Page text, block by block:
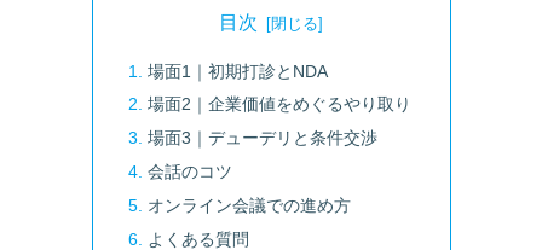
目次
場面1｜初期打診とNDA
場面2｜企業価値をめぐるやり取り
場面3｜デューデリと条件交渉
会話のコツ
オンライン会議での進め方
よくある質問